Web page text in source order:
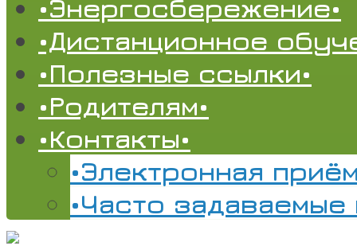
•Энергосбережение•
•Дистанционное
•Полезные ссылки•
•Родителям•
•Контакты•
•Электронная
•Часто